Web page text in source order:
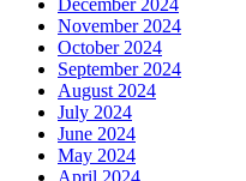
November 2024
October 2024
September 2024
August 2024
July 2024
June 2024
May 2024
April 2024